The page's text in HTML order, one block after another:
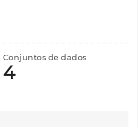
Conjuntos de dados
4